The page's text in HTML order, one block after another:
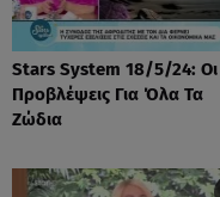
Stars System 18/5/24: Οι
Προβλέψεις Για Όλα Τα
Ζώδια